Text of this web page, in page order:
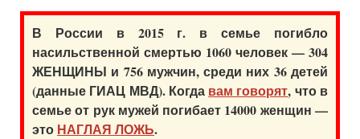
В России в 2015 г. в семье погибло
насильственной смертью 1060 человек — 304
ЖЕНЩИНЫ и 756 мужчин, среди них 36 детей
(данные ГИАЦ МВД). Когда вам говорят, что в
семье от рук мужей погибает 14000 женщин —
это НАГЛАЯ ЛОЖЬ.